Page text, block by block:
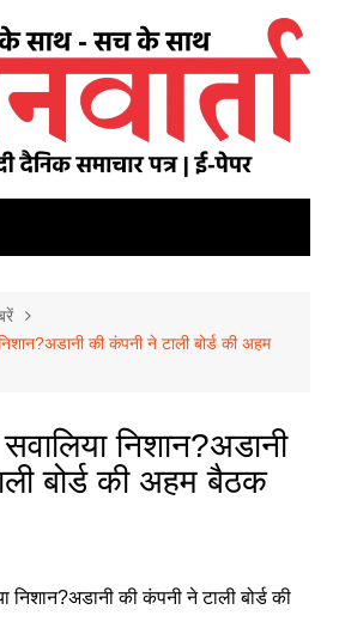
की कंपनी ने टाली बोर्ड की अहम
निशान?अडानी
बोर्ड की अहम बैठक